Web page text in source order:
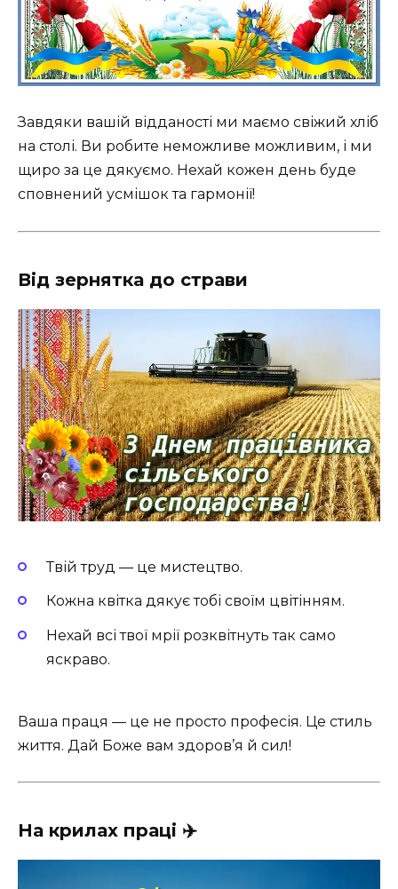
Завдяки вашій відданості ми маємо свіжий хліб
на столі. Ви робите неможливе можливим, і ми
щиро за це дякуємо. Нехай кожен день буде
сповнений усмішок та гармонії!
Від зернятка до страви
Твій труд — це мистецтво.
Кожна квітка дякує тобі своїм цвітінням.
Нехай всі твої мрії розквітнуть так само
яскраво.
Ваша праця — це не просто професія. Це стиль
життя. Дай Боже вам здоров’я й сил!
На крилах праці ✈️